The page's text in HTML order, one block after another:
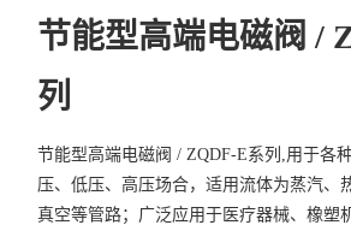
节能型高端电磁阀 /
列
节能型高端电磁阀 / ZQDF-E系列,用于各
压、低压、高压场合，适用流体为蒸汽、
真空等管路；广泛应用于医疗器械、橡塑